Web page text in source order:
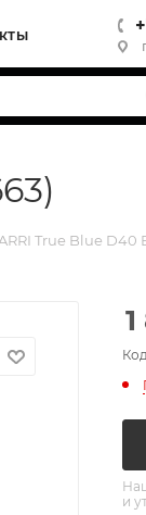
True Blue D40
и